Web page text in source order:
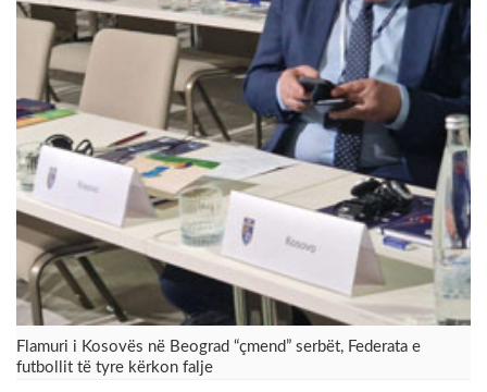
Flamuri i Kosovës në Beograd “çmend” serbët, Federata e
futbollit të tyre kërkon falje